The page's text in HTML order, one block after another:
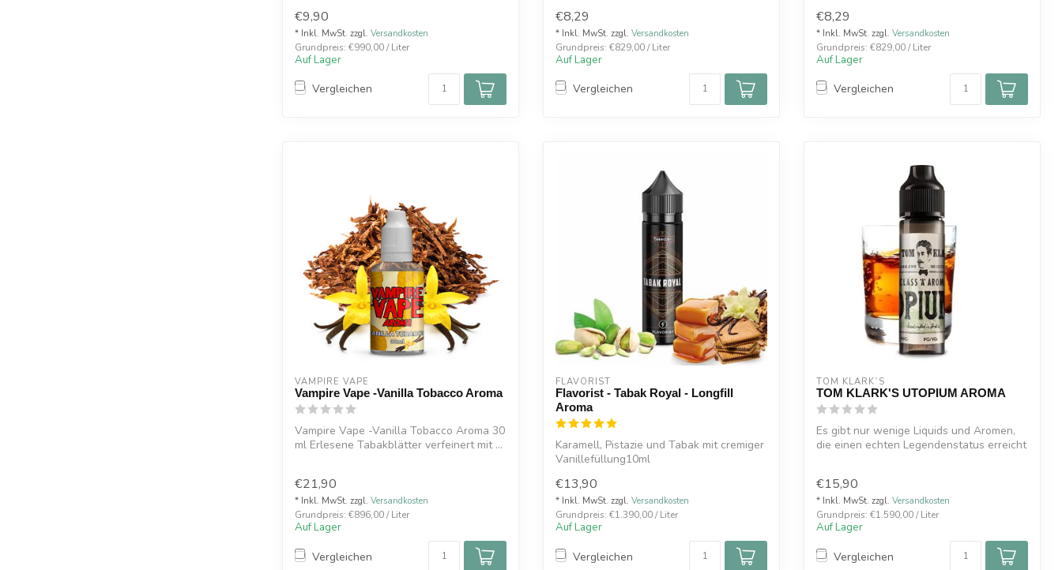
€9,90
* Inkl. MwSt. zzgl. Versandkosten
Grundpreis: €990,00 / Liter
Auf Lager
Vergleichen
€8,29
* Inkl. MwSt. zzgl. Versandkosten
Grundpreis: €829,00 / Liter
Auf Lager
Vergleichen
€8,29
* Inkl. MwSt. zzgl. Versandkosten
Grundpreis: €829,00 / Liter
Auf Lager
Vergleichen
VAMPIRE VAPE
Vampire Vape -Vanilla Tobacco Aroma
Vampire Vape -Vanilla Tobacco Aroma 30
ml Erlesene Tabakblätter verfeinert mit ...
€21,90
* Inkl. MwSt. zzgl. Versandkosten
Grundpreis: €896,00 / Liter
Auf Lager
Vergleichen
FLAVORIST
Flavorist - Tabak Royal - Longfill
Aroma
Karamell, Pistazie und Tabak mit cremiger
Vanillefüllung10ml
€13,90
* Inkl. MwSt. zzgl. Versandkosten
Grundpreis: €1.390,00 / Liter
Auf Lager
Vergleichen
TOM KLARK`S
TOM KLARK'S UTOPIUM AROMA
Es gibt nur wenige Liquids und Aromen,
die einen echten Legendenstatus erreicht
€15,90
* Inkl. MwSt. zzgl. Versandkosten
Grundpreis: €1.590,00 / Liter
Auf Lager
Vergleichen